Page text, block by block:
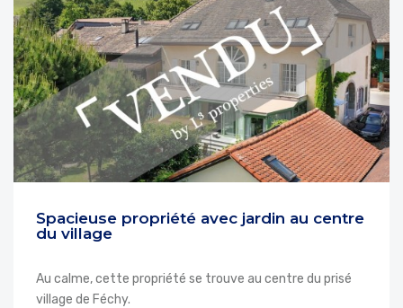
Spacieuse propriété avec jardin au centre
du village
Au calme, cette propriété se trouve au centre du prisé
village de Féchy.